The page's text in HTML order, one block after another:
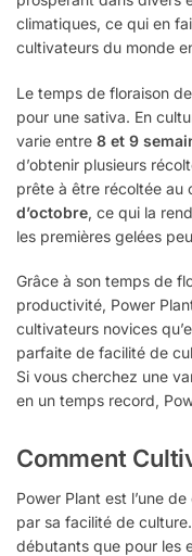
climatiques, ce qui en
cultivateurs du monde
Le temps de floraison
pour une sativa. En
varie entre 8 et 9
d’obtenir plusieurs
prête à être récoltée au
d’octobre, ce qui la
les premières gelées
Grâce à son temps de
productivité, Power
cultivateurs novices
parfaite de facilité de
Si vous cherchez une
en un temps record,
Comment
Power Plant est l’une
par sa facilité de
débutants que pour les